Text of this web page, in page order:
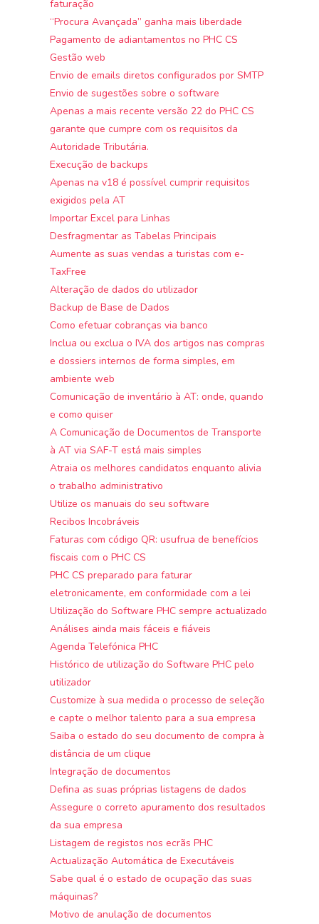
faturação
“Procura Avançada” ganha mais liberdade
Pagamento de adiantamentos no PHC CS
Gestão web
Envio de emails diretos configurados por SMTP
Envio de sugestões sobre o software
Apenas a mais recente versão 22 do PHC CS
garante que cumpre com os requisitos da
Autoridade Tributária.
Execução de backups
Apenas na v18 é possível cumprir requisitos
exigidos pela AT
Importar Excel para Linhas
Desfragmentar as Tabelas Principais
Aumente as suas vendas a turistas com e-
TaxFree
Alteração de dados do utilizador
Backup de Base de Dados
Como efetuar cobranças via banco
Inclua ou exclua o IVA dos artigos nas compras
e dossiers internos de forma simples, em
ambiente web
Comunicação de inventário à AT: onde, quando
e como quiser
A Comunicação de Documentos de Transporte
à AT via SAF-T está mais simples
Atraia os melhores candidatos enquanto alivia
o trabalho administrativo
Utilize os manuais do seu software
Recibos Incobráveis
Faturas com código QR: usufrua de benefícios
fiscais com o PHC CS
PHC CS preparado para faturar
eletronicamente, em conformidade com a lei
Utilização do Software PHC sempre actualizado
Análises ainda mais fáceis e fiáveis
Agenda Telefónica PHC
Histórico de utilização do Software PHC pelo
utilizador
Customize à sua medida o processo de seleção
e capte o melhor talento para a sua empresa
Saiba o estado do seu documento de compra à
distância de um clique
Integração de documentos
Defina as suas próprias listagens de dados
Assegure o correto apuramento dos resultados
da sua empresa
Listagem de registos nos ecrãs PHC
Actualização Automática de Executáveis
Sabe qual é o estado de ocupação das suas
máquinas?
Motivo de anulação de documentos